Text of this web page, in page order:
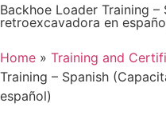
Backhoe Loader Training
retroexcavadora en
Home » Training and
Training – Spanish
español)